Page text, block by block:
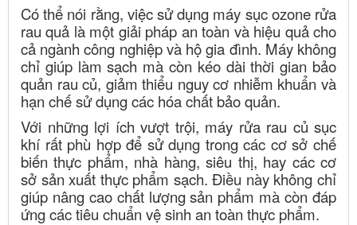
Có thể nói rằng, việc sử dụng máy sục ozone rửa
rau quả là một giải pháp an toàn và hiệu quả cho
cả ngành công nghiệp và hộ gia đình. Máy không
chỉ giúp làm sạch mà còn kéo dài thời gian bảo
quản rau củ, giảm thiểu nguy cơ nhiễm khuẩn và
hạn chế sử dụng các hóa chất bảo quản.
Với những lợi ích vượt trội, máy rửa rau củ sục
khí rất phù hợp để sử dụng trong các cơ sở chế
biến thực phẩm, nhà hàng, siêu thị, hay các cơ
sở sản xuất thực phẩm sạch. Điều này không chỉ
giúp nâng cao chất lượng sản phẩm mà còn đáp
ứng các tiêu chuẩn vệ sinh an toàn thực phẩm.